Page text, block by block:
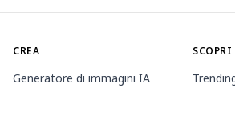
CREA
Generatore di immagini IA
SCOPRI